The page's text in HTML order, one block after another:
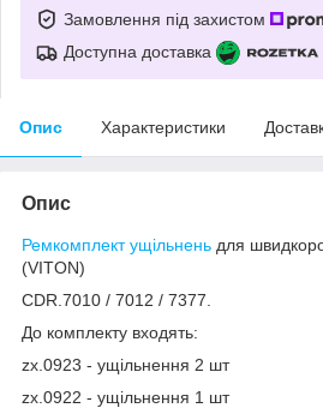
Замовлення під захистом
Доступна доставка
Опис Характеристики
Опис
Ремкомплект ущільнень для
(VITON)
CDR.7010 / 7012 / 7377.
До комплекту входять:
zx.0923 - ущільнення 2 шт
zx.0922 - ущільнення 1 шт